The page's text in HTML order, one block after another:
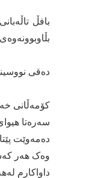
بافڵ
دەقی
کۆمەڵانی
سەرەتا
دەمەوێت
وەک ھەر
داواکارم